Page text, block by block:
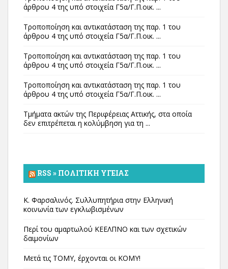
άρθρου 4 της υπό στοιχεία Γ5α/Γ.Π.οικ. ...
Τροποποίηση και αντικατάσταση της παρ. 1 του
άρθρου 4 της υπό στοιχεία Γ5α/Γ.Π.οικ. ...
Τροποποίηση και αντικατάσταση της παρ. 1 του
άρθρου 4 της υπό στοιχεία Γ5α/Γ.Π.οικ. ...
Τροποποίηση και αντικατάσταση της παρ. 1 του
άρθρου 4 της υπό στοιχεία Γ5α/Γ.Π.οικ. ...
Τμήματα ακτών της Περιφέρειας Αττικής, στα οποία
δεν επιτρέπεται η κολύμβηση για τη ...
RSS » ΠΟΛΙΤΙΚΉ ΥΓΕΊΑΣ
Κ. Φαρσαλινός. Συλλυπητήρια στην Ελληνική
κοινωνία των εγκλωβισμένων
Περί του αμαρτωλού ΚΕΕΛΠΝΟ και των σχετικών
δαιμονίων
Μετά τις ΤΟΜΥ, έρχονται οι ΚΟΜΥ!